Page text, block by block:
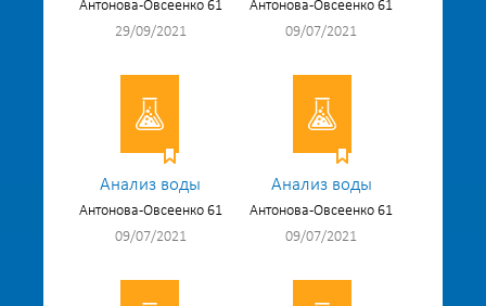
Антонова-Овсеенко 61
29/09/2021
Антонова-Овсеенко 61
09/07/2021
Анализ воды
Антонова-Овсеенко 61
09/07/2021
Анализ воды
Антонова-Овсеенко 61
09/07/2021